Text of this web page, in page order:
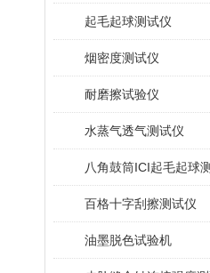
起毛起球测试仪
烟密度测试仪
耐磨擦试验仪
水蒸气透气测试仪
八角鼓筒ICI起毛起球
百格十字刮擦测试仪
油墨脱色试验机